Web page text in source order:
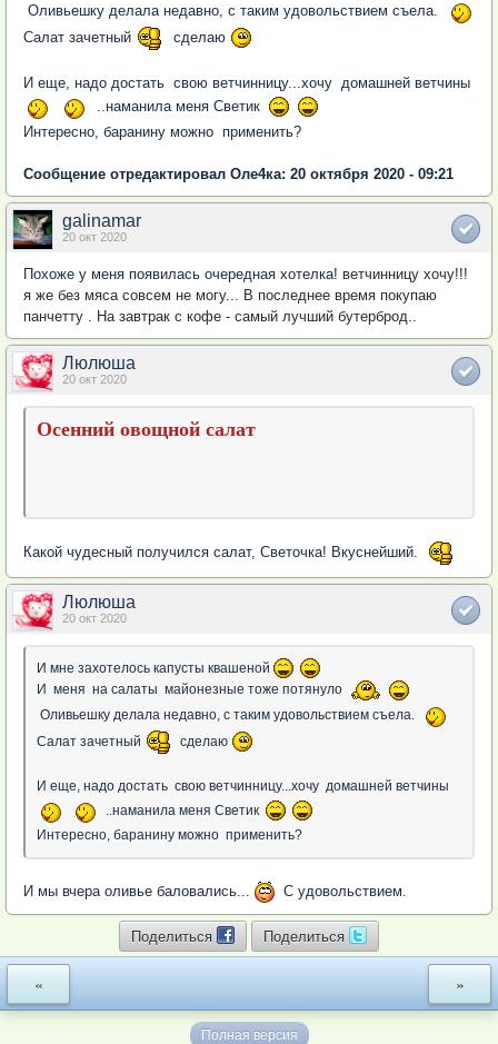
Оливьешку делала недавно, с таким удовольствием съела.
Салат зачетный
сделаю
И еще, надо достать свою ветчинницу...хочу домашней ветчины
..наманила меня Светик
Интересно, баранину можно применить?
Сообщение отредактировал Оле4ка: 20 октября 2020 - 09:21
galinamar
20 окт 2020
Похоже у меня появилась очередная хотелка! ветчинницу хочу!!!
я же без мяса совсем не могу... В последнее время покупаю
панчетту . На завтрак с кофе - самый лучший бутерброд..
Люлюша
20 окт 2020
Осенний овощной салат
Какой чудесный получился салат, Светочка! Вкуснейший.
Люлюша
20 окт 2020
И мне захотелось капусты квашеной
И меня на салаты майонезные тоже потянуло
Оливьешку делала недавно, с таким удовольствием съела.
Салат зачетный
сделаю
И еще, надо достать свою ветчинницу...хочу домашней ветчины
..наманила меня Светик
Интересно, баранину можно применить?
И мы вчера оливье баловались... С удовольствием.
Поделиться Поделиться
« »
Полная версия